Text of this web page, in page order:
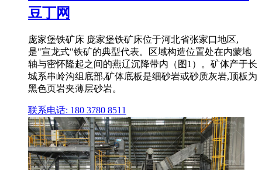
豆丁网
庞家堡铁矿床 庞家堡铁矿床位于河北省张家口地区,
是"宣龙式"铁矿的典型代表。区域构造位置处在内蒙地
轴与密怀隆起之间的燕辽沉降带内（图1）。矿体产于长
城系串岭沟组底部,矿体底板是细砂岩或砂质灰岩,顶板为
黑色页岩夹薄层砂岩。
联系电话: 180 3780 8511